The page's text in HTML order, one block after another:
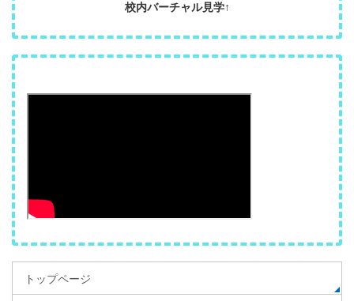
校内バーチャル見学↑
トップページ